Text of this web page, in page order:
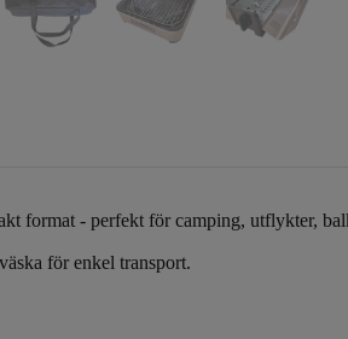
format - perfekt för camping, utflykter,
för enkel transport.